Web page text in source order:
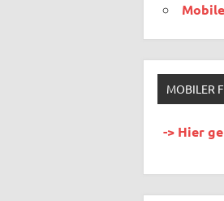
MOBILER
-> Hier